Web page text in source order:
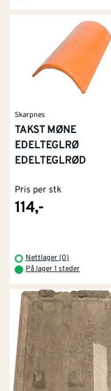
Skarpnes
TAKST MØNE
EDELTEGLRØ
EDELTEGLRØD
Pris per stk
114,-
Nettlager (0)
På lager 1 steder